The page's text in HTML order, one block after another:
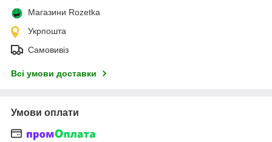
Магазини Rozetka
Укрпошта
Самовивіз
Всі умови доставки
Умови оплати